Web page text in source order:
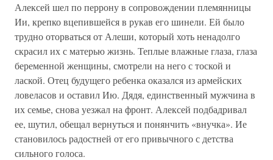
Алексей шел по перрону в сопровождении племянницы
Ии, крепко вцепившейся в рукав его шинели. Ей было
трудно оторваться от Алеши, который хоть ненадолго
скрасил их с матерью жизнь. Теплые влажные глаза, глаза
беременной женщины, смотрели на него с тоской и
лаской. Отец будущего ребенка оказался из армейских
ловеласов и оставил Ию. Дядя, единственный мужчина в
их семье, снова уезжал на фронт. Алексей подбадривал
ее, шутил, обещал вернуться и понянчить «внучка». Ие
становилось радостней от его привычного с детства
сильного голоса.